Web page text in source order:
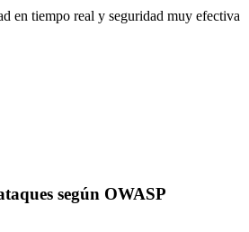
en tiempo real y seguridad muy efectiva
según OWASP